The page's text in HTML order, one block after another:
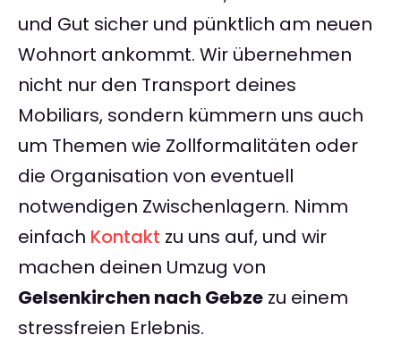
und Gut sicher und pünktlich am neuen
Wohnort ankommt. Wir übernehmen
nicht nur den Transport deines
Mobiliars, sondern kümmern uns auch
um Themen wie Zollformalitäten oder
die Organisation von eventuell
notwendigen Zwischenlagern. Nimm
einfach Kontakt zu uns auf, und wir
machen deinen Umzug von
Gelsenkirchen nach Gebze zu einem
stressfreien Erlebnis.